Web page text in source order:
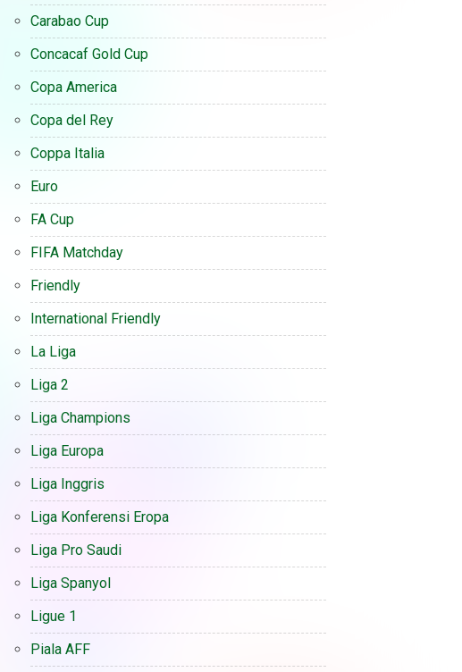
Carabao Cup
Concacaf Gold Cup
Copa America
Copa del Rey
Coppa Italia
Euro
FA Cup
FIFA Matchday
Friendly
International Friendly
La Liga
Liga 2
Liga Champions
Liga Europa
Liga Inggris
Liga Konferensi Eropa
Liga Pro Saudi
Liga Spanyol
Ligue 1
Piala AFF